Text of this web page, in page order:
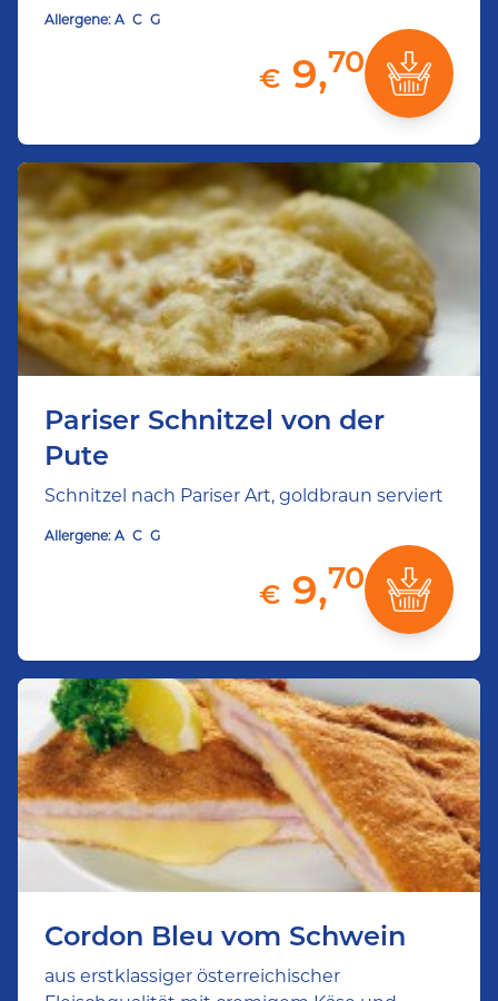
Allergene: A C G
€ 9,70
Pariser Schnitzel von der
Pute
Schnitzel nach Pariser Art, goldbraun serviert
Allergene: A C G
€ 9,70
Cordon Bleu vom Schwein
aus erstklassiger österreichischer